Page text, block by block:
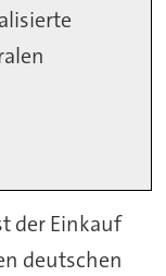
der Einkauf
deutschen